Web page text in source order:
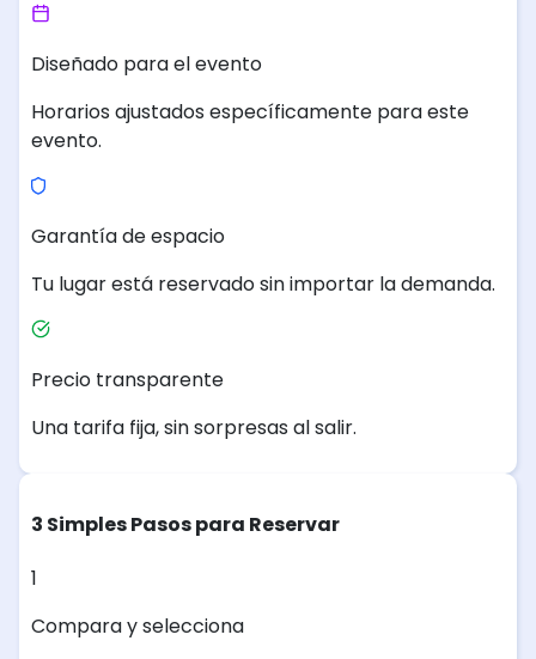
Diseñado para el evento
Horarios ajustados específicamente para este
evento.
Garantía de espacio
Tu lugar está reservado sin importar la demanda.
Precio transparente
Una tarifa fija, sin sorpresas al salir.
3 Simples Pasos para Reservar
1
Compara y selecciona